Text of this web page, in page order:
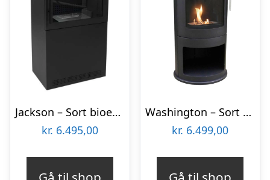
Jackson – Sort bioethanol brændeovn
kr. 6.495,00
Washington – Sort rund bioethanol brændeovn
kr. 6.499,00